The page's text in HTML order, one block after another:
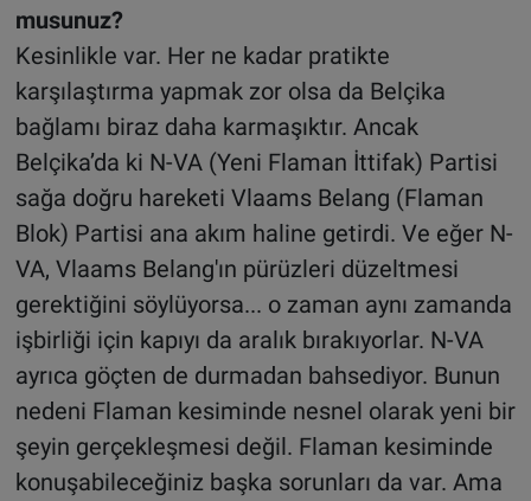
musunuz?
Kesinlikle var. Her ne kadar pratikte
karşılaştırma yapmak zor olsa da Belçika
bağlamı biraz daha karmaşıktır. Ancak
Belçika’da ki N-VA (Yeni Flaman İttifak) Partisi
sağa doğru hareketi Vlaams Belang (Flaman
Blok) Partisi ana akım haline getirdi. Ve eğer N-
VA, Vlaams Belang'ın pürüzleri düzeltmesi
gerektiğini söylüyorsa... o zaman aynı zamanda
işbirliği için kapıyı da aralık bırakıyorlar. N-VA
ayrıca göçten de durmadan bahsediyor. Bunun
nedeni Flaman kesiminde nesnel olarak yeni bir
şeyin gerçekleşmesi değil. Flaman kesiminde
konuşabileceğiniz başka sorunları da var. Ama